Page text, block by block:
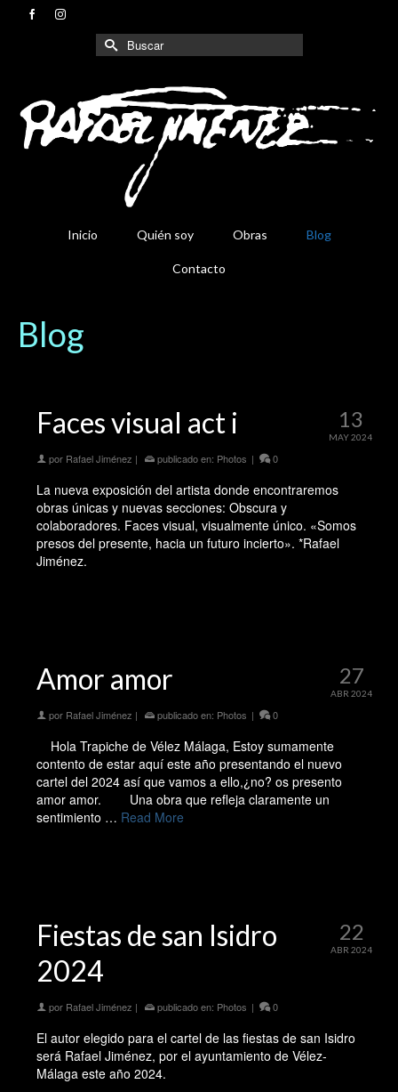
Buscar
por:
Inicio Quién soy Obras Blog
Contacto
Blog
13
MAY 2024
Faces visual act i
por Rafael Jiménez | publicado en: Photos | 0
La nueva exposición del artista donde encontraremos
obras únicas y nuevas secciones: Obscura y
colaboradores. Faces visual, visualmente único. «Somos
presos del presente, hacia un futuro incierto». *Rafael
Jiménez.
27
ABR 2024
Amor amor
por Rafael Jiménez | publicado en: Photos | 0
Hola Trapiche de Vélez Málaga, Estoy sumamente
contento de estar aquí este año presentando el nuevo
cartel del 2024 así que vamos a ello,¿no? os presento
amor amor. Una obra que refleja claramente un
sentimiento … Read More
22
ABR 2024
Fiestas de san Isidro
2024
por Rafael Jiménez | publicado en: Photos | 0
El autor elegido para el cartel de las fiestas de san Isidro
será Rafael Jiménez, por el ayuntamiento de Vélez-
Málaga este año 2024.